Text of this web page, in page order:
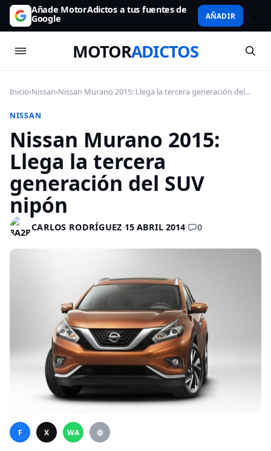
Añade MotorAdictos a tus fuentes de
Google AÑADIR
MOTORADICTOS
Inicio›Nissan›Nissan Murano 2015: Llega la tercera generación del...
NISSAN
Nissan Murano 2015:
Llega la tercera
generación del SUV
nipón
CARLOS RODRÍGUEZ·15 ABRIL 2014· 0
F X WA @